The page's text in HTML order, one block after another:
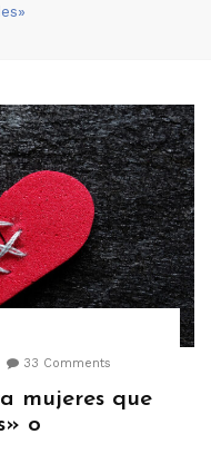
33 Comments
mujeres que
o